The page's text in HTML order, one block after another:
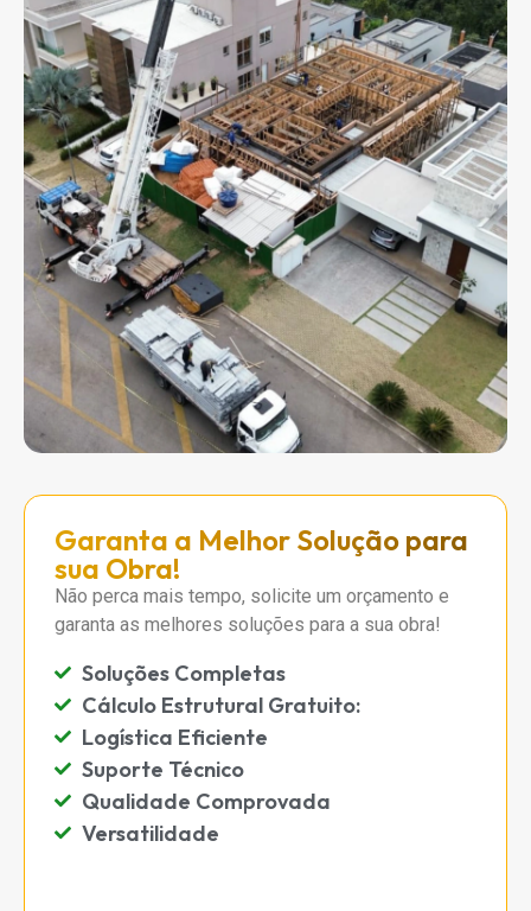
Garanta a Melhor Solução para
sua Obra!
Não perca mais tempo, solicite um orçamento e
garanta as melhores soluções para a sua obra!
Soluções Completas
Cálculo Estrutural Gratuito:
Logística Eficiente
Suporte Técnico
Qualidade Comprovada
Versatilidade